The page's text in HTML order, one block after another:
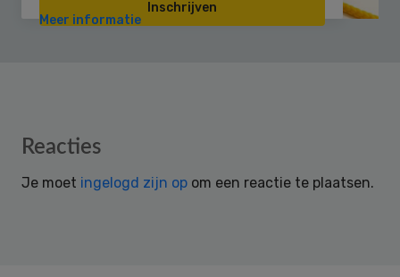
Inschrijven
Meer informatie
Reader
Reacties
Je moet ingelogd zijn op om een reactie te plaatsen.